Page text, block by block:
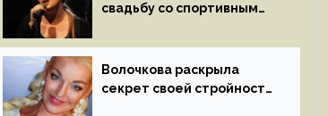
свадьбу со спортивным
этим летом
Волочкова раскрыла
секрет своей стройности: